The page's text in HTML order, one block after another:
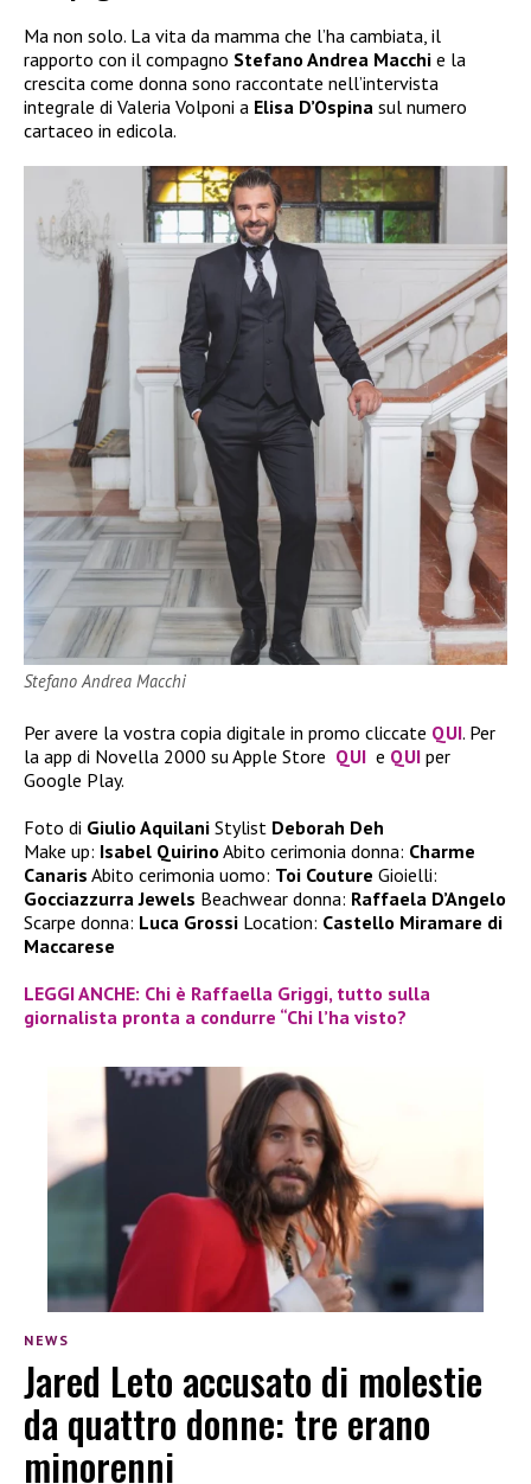
Ma non solo. La vita da mamma che l’ha cambiata, il
rapporto con il compagno Stefano Andrea Macchi e la
crescita come donna sono raccontate nell’intervista
integrale di Valeria Volponi a Elisa D’Ospina sul numero
cartaceo in edicola.
Stefano Andrea Macchi
Per avere la vostra copia digitale in promo cliccate QUI. Per
la app di Novella 2000 su Apple Store QUI e QUI per
Google Play.
Foto di Giulio Aquilani Stylist Deborah Deh
Make up: Isabel Quirino Abito cerimonia donna: Charme
Canaris Abito cerimonia uomo: Toi Couture Gioielli:
Gocciazzurra Jewels Beachwear donna: Raffaela D’Angelo
Scarpe donna: Luca Grossi Location: Castello Miramare di
Maccarese
LEGGI ANCHE: Chi è Raffaella Griggi, tutto sulla
giornalista pronta a condurre “Chi l’ha visto?
NEWS
Jared Leto accusato di molestie
da quattro donne: tre erano
minorenni